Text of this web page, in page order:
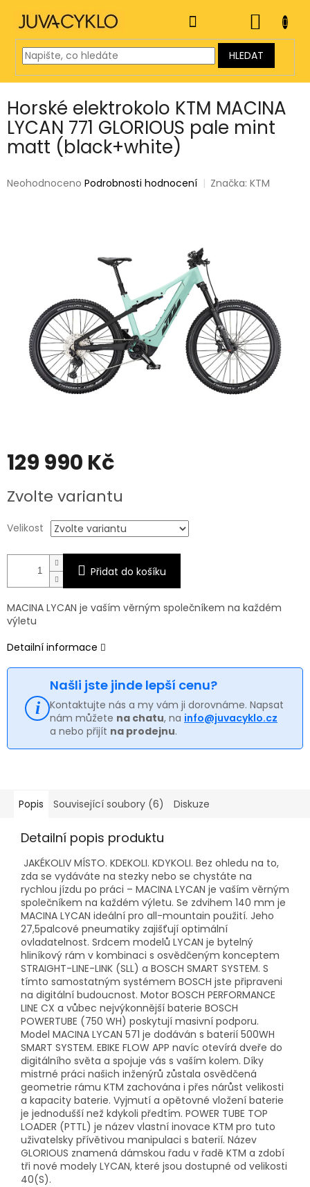
obsah
HLEDAT
KOŠÍK
Horské elektrokolo KTM MACINA
LYCAN 771 GLORIOUS pale mint
matt (black+white)
Průměrné
Neohodnoceno Podrobnosti hodnocení Značka:KTM
129 990 Kč
cena:
Zvolte variantu
Velikost
Přidat do košíku
MACINA LYCAN je vaším věrným společníkem na každém
výletu
Detailní informace
Našli jste jinde lepší cenu?
Kontaktujte nás a my vám ji dorovnáme. Napsat
nám můžete na chatu, na info@juvacyklo.cz
a nebo přijít na prodejnu.
Popis Související soubory (6) Diskuze
Detailní popis produktu
JAKÉKOLIV MÍSTO. KDEKOLI. KDYKOLI. Bez ohledu na to,
zda se vydáváte na stezky nebo se chystáte na
rychlou jízdu po práci – MACINA LYCAN je vaším věrným
společníkem na každém výletu. Se zdvihem 140 mm je
MACINA LYCAN ideální pro all-mountain použití. Jeho
27,5palcové pneumatiky zajišťují optimální
ovladatelnost. Srdcem modelů LYCAN je bytelný
hliníkový rám v kombinaci s osvědčeným konceptem
STRAIGHT-LINE-LINK (SLL) a BOSCH SMART SYSTEM. S
tímto samostatným systémem BOSCH jste připraveni
na digitální budoucnost. Motor BOSCH PERFORMANCE
LINE CX a vůbec nejvýkonnější baterie BOSCH
POWERTUBE (750 WH) poskytují masivní podporu.
Model MACINA LYCAN 571 je dodáván s baterií 500WH
SMART SYSTEM. EBIKE FLOW APP navíc otevírá dveře do
digitálního světa a spojuje vás s vaším kolem. Díky
mistrné práci našich inženýrů zůstala osvědčená
geometrie rámu KTM zachována i přes nárůst velikosti
a kapacity baterie. Vyjmutí a opětovné vložení baterie
je jednodušší než kdykoli předtím. POWER TUBE TOP
LOADER (PTTL) je název vlastní inovace KTM pro tuto
uživatelsky přívětivou manipulaci s baterií. Název
GLORIOUS znamená dámskou řadu v řadě KTM a zdobí
tři nové modely LYCAN, které jsou dostupné od velikosti
40(S).